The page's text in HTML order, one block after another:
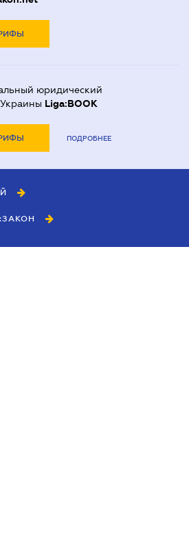
юридический
Liga:BOOK
ПОДРОБНЕЕ